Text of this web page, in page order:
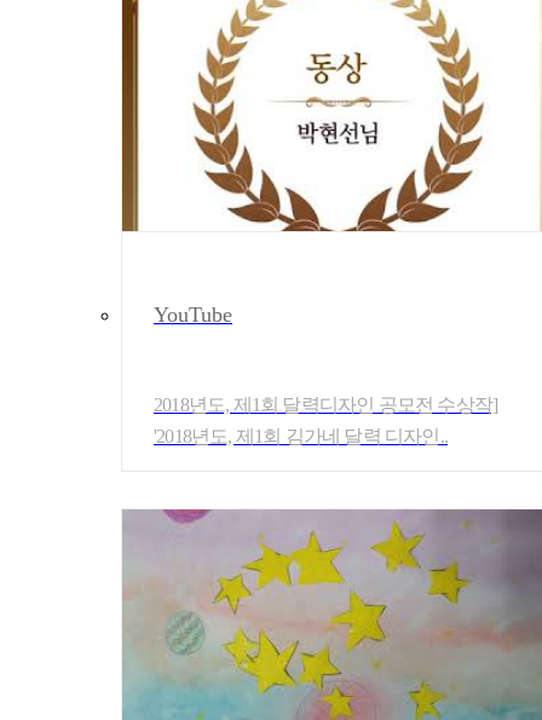
YouTube
2018년도, 제1회 달력디자인 공모전 수상작]
'2018년도, 제1회 김가네 달력 디자인..